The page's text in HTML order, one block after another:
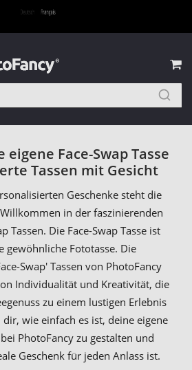
Face-Swap Tasse
Tassen mit Gesicht
Geschenke steht die
in der faszinierenden
Tassen. Die Face-Swap Tasse ist
gewöhnliche Fototasse. Die
Swap' Tassen von PhotoFancy
Individualität und Kreativität, die
zu einem lustigen Erlebnis
wie einfach es ist, deine eigene
PhotoFancy zu gestalten und
Geschenk für jeden Anlass ist.